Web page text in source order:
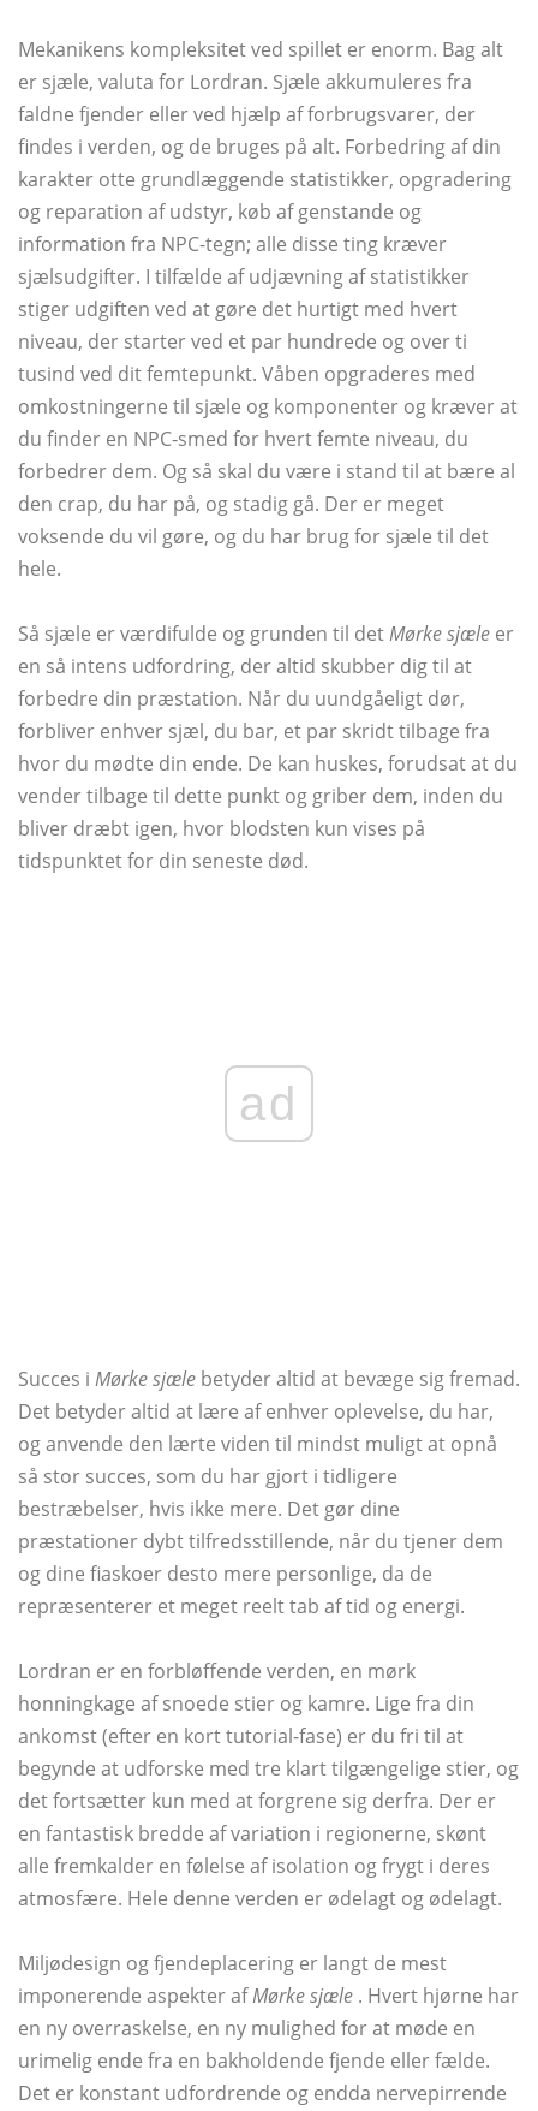
Mekanikens kompleksitet ved spillet er enorm. Bag alt
er sjæle, valuta for Lordran. Sjæle akkumuleres fra
faldne fjender eller ved hjælp af forbrugsvarer, der
findes i verden, og de bruges på alt. Forbedring af din
karakter otte grundlæggende statistikker, opgradering
og reparation af udstyr, køb af genstande og
information fra NPC-tegn; alle disse ting kræver
sjælsudgifter. I tilfælde af udjævning af statistikker
stiger udgiften ved at gøre det hurtigt med hvert
niveau, der starter ved et par hundrede og over ti
tusind ved dit femtepunkt. Våben opgraderes med
omkostningerne til sjæle og komponenter og kræver at
du finder en NPC-smed for hvert femte niveau, du
forbedrer dem. Og så skal du være i stand til at bære al
den crap, du har på, og stadig gå. Der er meget
voksende du vil gøre, og du har brug for sjæle til det
hele.
Så sjæle er værdifulde og grunden til detMørke sjæle er
en så intens udfordring, der altid skubber dig til at
forbedre din præstation. Når du uundgåeligt dør,
forbliver enhver sjæl, du bar, et par skridt tilbage fra
hvor du mødte din ende. De kan huskes, forudsat at du
vender tilbage til dette punkt og griber dem, inden du
bliver dræbt igen, hvor blodsten kun vises på
tidspunktet for din seneste død.
ad
Succes i Mørke sjæle betyder altid at bevæge sig fremad.
Det betyder altid at lære af enhver oplevelse, du har,
og anvende den lærte viden til mindst muligt at opnå
så stor succes, som du har gjort i tidligere
bestræbelser, hvis ikke mere. Det gør dine
præstationer dybt tilfredsstillende, når du tjener dem
og dine fiaskoer desto mere personlige, da de
repræsenterer et meget reelt tab af tid og energi.
Lordran er en forbløffende verden, en mørk
honningkage af snoede stier og kamre. Lige fra din
ankomst (efter en kort tutorial-fase) er du fri til at
begynde at udforske med tre klart tilgængelige stier, og
det fortsætter kun med at forgrene sig derfra. Der er
en fantastisk bredde af variation i regionerne, skønt
alle fremkalder en følelse af isolation og frygt i deres
atmosfære. Hele denne verden er ødelagt og ødelagt.
Miljødesign og fjendeplacering er langt de mest
imponerende aspekter afMørke sjæle . Hvert hjørne har
en ny overraskelse, en ny mulighed for at møde en
urimelig ende fra en bakholdende fjende eller fælde.
Det er konstant udfordrende og endda nervepirrende